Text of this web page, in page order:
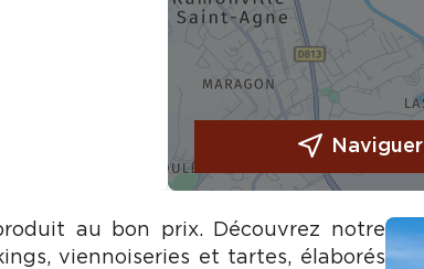
Naviguer
au bon prix. Découvrez notre
viennoiseries et tartes, élaborés